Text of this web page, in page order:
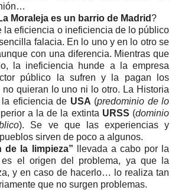
Moraleja es un barrio de Madrid?
la eficiencia o ineficiencia de lo público
falacia. En lo uno y en lo otro se
con una diferencia. Mientras que
la ineficiencia hunde a la empresa
público la sufren y la pagan los
quieran lo uno ni lo otro. La Historia
la eficiencia de USA (predominio de lo
a la de la extinta URSS (dominio
). Se ve que las experiencias y
sirven de poco a algunos.
de la limpieza” llevada a cabo por la
es el origen del problema, ya que la
y en caso de hacerlo… lo realiza tan
que no surgen problemas.